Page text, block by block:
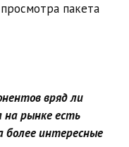
пакета
вряд ли
на рынке есть
более интересные